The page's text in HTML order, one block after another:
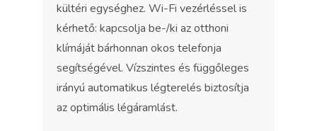
kültéri egységhez. Wi-Fi vezérléssel is
kérhető: kapcsolja be-/ki az otthoni
klímáját bárhonnan okos telefonja
segítségével. Vízszintes és függőleges
irányú automatikus légterelés biztosítja
az optimális légáramlást.